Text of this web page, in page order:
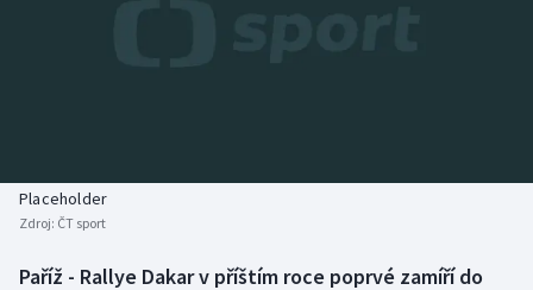
Biatlon
Aplikace ČT sport
Placeholder
Zdroj: ČT sport
Paříž - Rallye Dakar v příštím roce poprvé zamíří do